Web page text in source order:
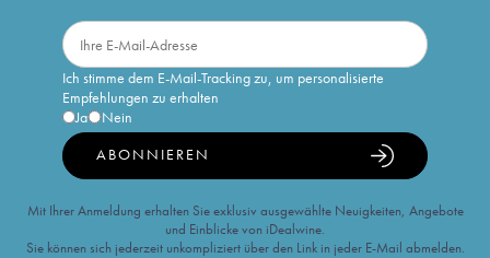
Ich stimme dem E-Mail-Tracking zu, um personalisierte
Empfehlungen zu erhalten
Ja
Nein
ABONNIEREN
Mit Ihrer Anmeldung erhalten Sie exklusiv ausgewählte Neuigkeiten, Angebote
und Einblicke von iDealwine.
Sie können sich jederzeit unkompliziert über den Link in jeder E-Mail abmelden.